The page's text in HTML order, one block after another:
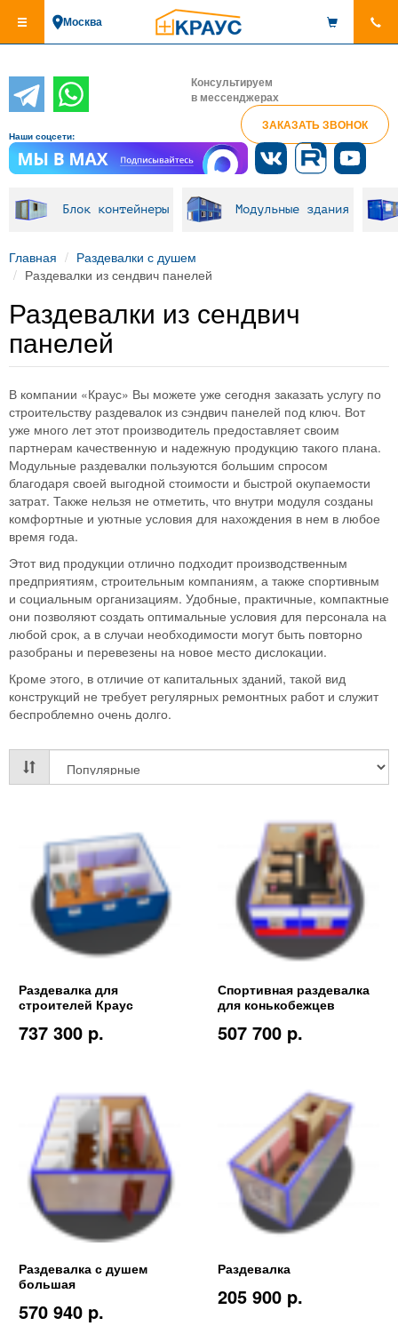
основному
Москва
Консультируем
в мессенджерах
ЗАКАЗАТЬ ЗВОНОК
Наши соцсети:
Блок контейнеры Модульные здания
Главная
Раздевалки с душем
Раздевалки из сендвич панелей
Раздевалки из сендвич
панелей
В компании «Краус» Вы можете уже сегодня заказать услугу по
строительству раздевалок из сэндвич панелей под ключ. Вот
уже много лет этот производитель предоставляет своим
партнерам качественную и надежную продукцию такого плана.
Модульные раздевалки пользуются большим спросом
благодаря своей выгодной стоимости и быстрой окупаемости
затрат. Также нельзя не отметить, что внутри модуля созданы
комфортные и уютные условия для нахождения в нем в любое
время года.
Этот вид продукции отлично подходит производственным
предприятиям, строительным компаниям, а также спортивным
и социальным организациям. Удобные, практичные, компактные
они позволяют создать оптимальные условия для персонала на
любой срок, а в случаи необходимости могут быть повторно
разобраны и перевезены на новое место дислокации.
Кроме этого, в отличие от капитальных зданий, такой вид
конструкций не требует регулярных ремонтных работ и служит
беспроблемно очень долго.
Раздевалка для
строителей Краус
737 300 p.
Спортивная раздевалка
для конькобежцев
507 700 p.
Раздевалка с душем
большая
570 940 p.
Раздевалка
205 900 p.